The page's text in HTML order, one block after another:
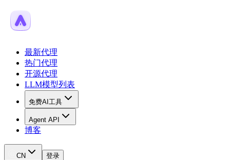
最新代理
热门代理
开源代理
LLM模型列表
免费AI工具
Agent API
博客
CN
登录